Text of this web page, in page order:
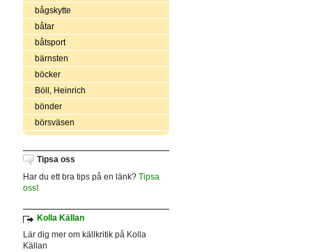
bågskytte
båtar
båtsport
bärnsten
böcker
Böll, Heinrich
bönder
börsväsen
Tipsa oss
Har du ett bra tips på en länk? Tipsa
oss!
Kolla Källan
Lär dig mer om källkritik på Kolla
Källan